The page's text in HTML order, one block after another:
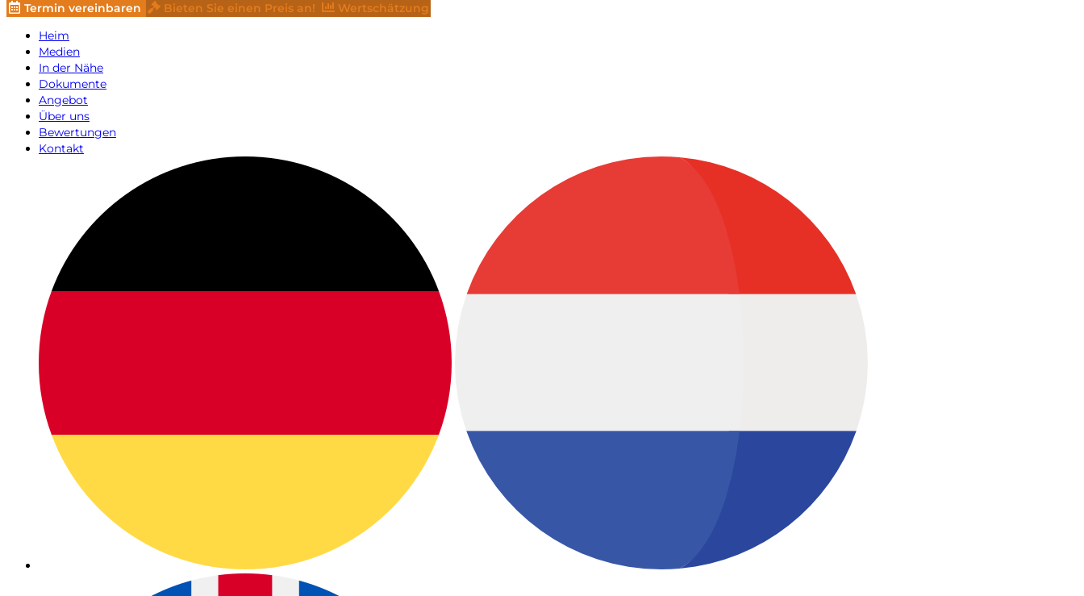
Termin vereinbaren
Bieten Sie einen Preis an!
Wertschätzung
Heim
Medien
In der Nähe
Dokumente
Angebot
Über uns
Bewertungen
Kontakt